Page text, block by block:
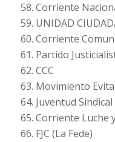
58. Corriente
59. UNIDAD
60. Corriente
61. Partido
62. CCC
63. Movimiento Evita
64. Juventud
65. Corriente Luche
66. FJC (La Fede)